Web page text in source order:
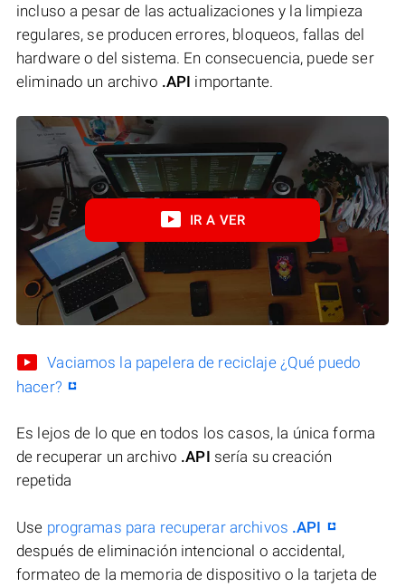
incluso a pesar de las actualizaciones y la limpieza
regulares, se producen errores, bloqueos, fallas del
hardware o del sistema. En consecuencia, puede ser
eliminado un archivo .API importante.
IR A VER
Vaciamos la papelera de reciclaje ¿Qué puedo
hacer?
Es lejos de lo que en todos los casos, la única forma
de recuperar un archivo .API sería su creación
repetida
Use programas para recuperar archivos .API
después de eliminación intencional o accidental,
formateo de la memoria de dispositivo o la tarjeta de